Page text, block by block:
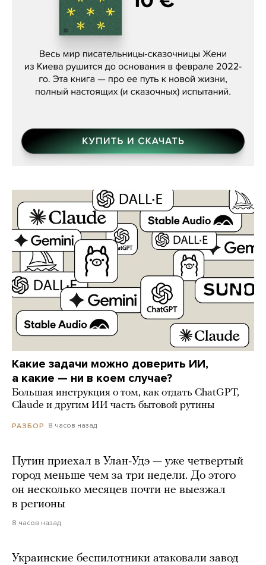
Женя Бережная, «(Не) о войне»
Какие задачи можно доверить ИИ,
а какие — ни в коем случае?
Большая инструкция о том, как отдать ChatGPT,
Claude и другим ИИ часть бытовой рутины
РАЗБОР 8 часов назад
Путин приехал в Улан-Удэ — уже четвертый
город меньше чем за три недели. До этого
он несколько месяцев почти не выезжал
в регионы
8 часов назад
Украинские беспилотники атаковали завод